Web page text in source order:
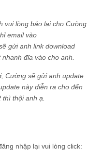
vui lòng báo lại cho Cường
email vào
gửi anh link download
đĩa vào cho anh.
Cường sẽ gửi anh update
này diễn ra cho đến
thội anh ạ.
nhập lại vui lòng click: